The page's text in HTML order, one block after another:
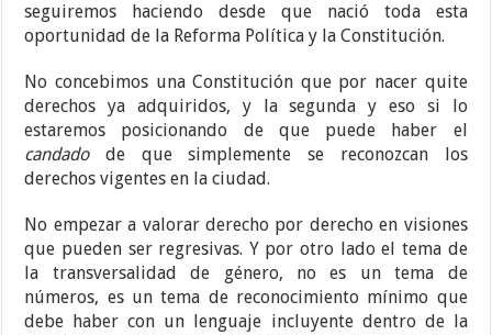
seguiremos haciendo desde que nació toda esta
oportunidad de la Reforma Política y la Constitución.
No concebimos una Constitución que por nacer quite
derechos ya adquiridos, y la segunda y eso si lo
estaremos posicionando de que puede haber el
candadode que simplemente se reconozcan los
derechos vigentes en la ciudad.
No empezar a valorar derecho por derecho en visiones
que pueden ser regresivas. Y por otro lado el tema de
la transversalidad de género, no es un tema de
números, es un tema de reconocimiento mínimo que
debe haber con un lenguaje incluyente dentro de la